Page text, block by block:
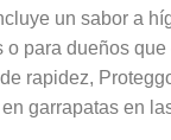
un sabor a
para dueños
rapidez,
garrapatas en